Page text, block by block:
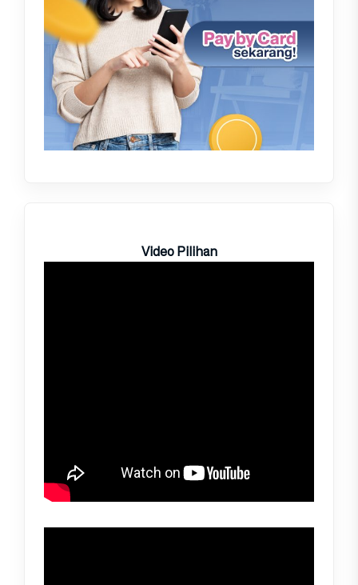
Video Pilihan